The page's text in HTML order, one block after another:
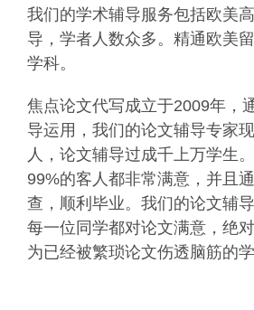
我们的学术辅导服务包括欧美
导，学者人数众多。精通欧美
学科。
焦点论文代写成立于2009年，
导运用，我们的论文辅导专家
人，论文辅导过成千上万学生
99%的客人都非常满意，并且
查，顺利毕业。我们的论文辅
每一位同学都对论文满意，绝
为已经被繁琐论文伤透脑筋的学